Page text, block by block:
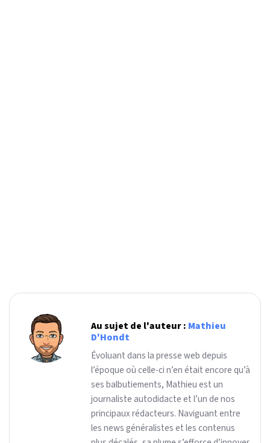
Au sujet de l'auteur : Mathieu
D'Hondt
Évoluant dans la presse web depuis
l’époque où celle-ci n’en était encore qu’à
ses balbutiements, Mathieu est un
journaliste autodidacte et l’un de nos
principaux rédacteurs. Naviguant entre
les news généralistes et les contenus